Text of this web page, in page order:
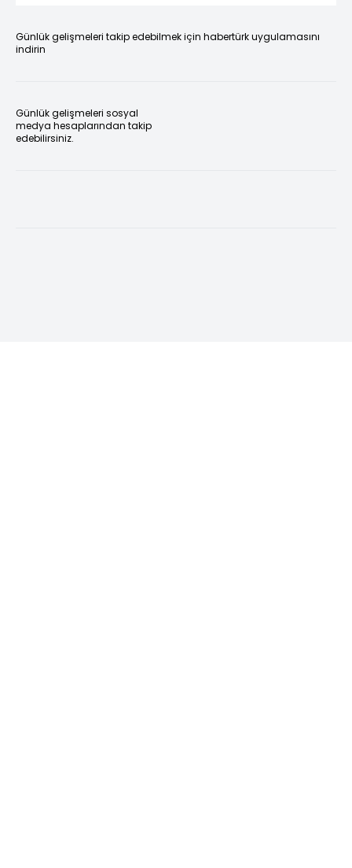
Günlük gelişmeleri takip edebilmek için habertürk uygulamasını
indirin
Günlük gelişmeleri sosyal
medya hesaplarından takip
edebilirsiniz.